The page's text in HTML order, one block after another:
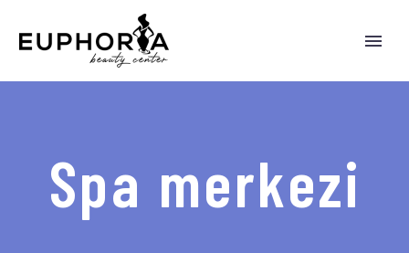
Spa merkezi